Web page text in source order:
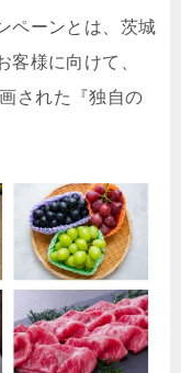
ペーンとは、茨城
客様に向けて、
された『独自の